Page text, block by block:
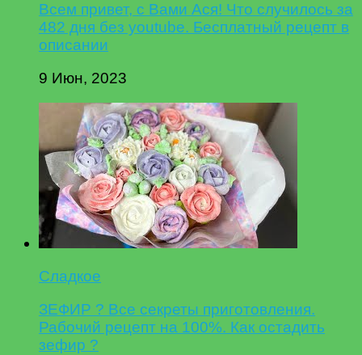
Всем привет, с Вами Ася! Что случилось за
482 дня без youtube. Бесплатный рецепт в
описании
9 Июн, 2023
Сладкое
ЗЕФИР ? Все секреты приготовления.
Рабочий рецепт на 100%. Как остадить
зефир ?